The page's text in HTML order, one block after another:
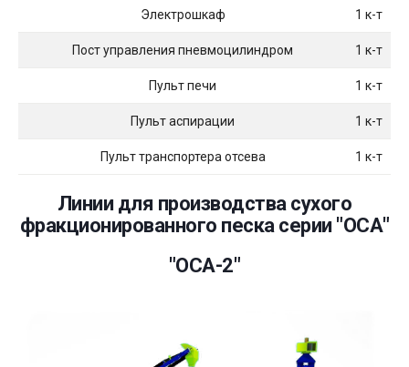
Электрошкаф 1 к-т
Пост управления пневмоцилиндром 1 к-т
Пульт печи 1 к-т
Пульт аспирации 1 к-т
Пульт транспортера отсева 1 к-т
Линии для производства сухого
фракционированного песка серии "ОСА"
"ОСА-2"